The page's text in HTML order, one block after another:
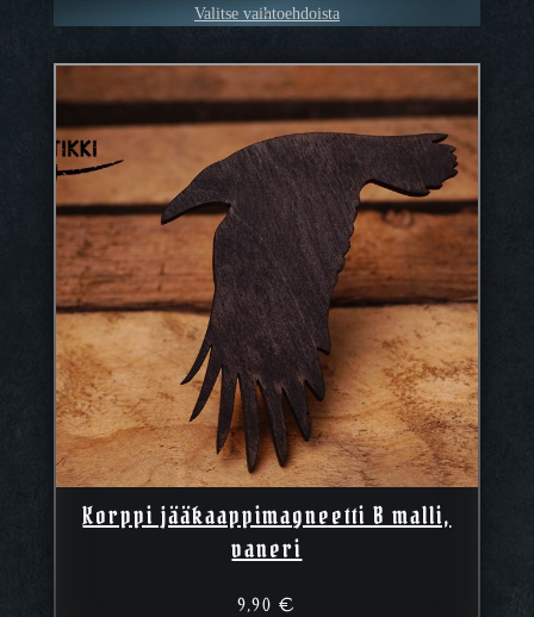
Valitse vaihtoehdoista
Korppi jääkaappimagneetti B malli,
vaneri
9,90 €